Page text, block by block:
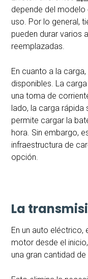
depende del
uso. Por lo general,
pueden durar varios
reemplazadas.
En cuanto a la
disponibles. La
una toma de
lado, la carga rápida
permite cargar la
hora. Sin embargo,
infraestructura de
opción.
La
En un auto
motor desde el
una gran cantidad